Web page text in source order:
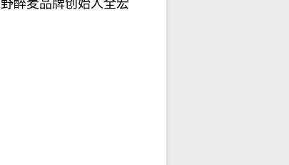
野醉麦品牌创始人全宏